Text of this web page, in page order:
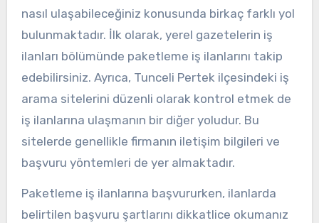
nasıl ulaşabileceğiniz konusunda birkaç farklı yol
bulunmaktadır. İlk olarak, yerel gazetelerin iş
ilanları bölümünde paketleme iş ilanlarını takip
edebilirsiniz. Ayrıca, Tunceli Pertek ilçesindeki iş
arama sitelerini düzenli olarak kontrol etmek de
iş ilanlarına ulaşmanın bir diğer yoludur. Bu
sitelerde genellikle firmanın iletişim bilgileri ve
başvuru yöntemleri de yer almaktadır.
Paketleme iş ilanlarına başvururken, ilanlarda
belirtilen başvuru şartlarını dikkatlice okumanız